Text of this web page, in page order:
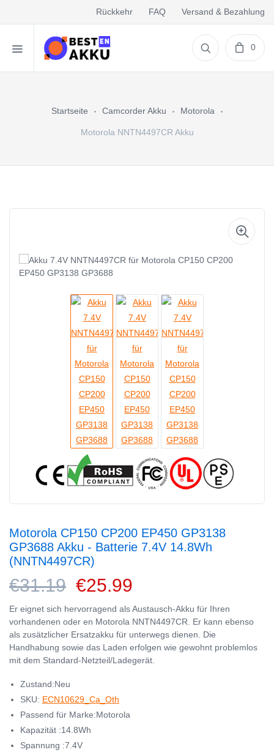
Rückkehr FAQ Versand & Bezahlung
0
Startseite Camcorder Akku Motorola
Motorola NNTN4497CR Akku
Motorola CP150 CP200 EP450 GP3138
GP3688 Akku - Batterie 7.4V 14.8Wh
(NNTN4497CR)
€31.19 €25.99
Er eignet sich hervorragend als Austausch-Akku für Ihren
vorhandenen oder en Motorola NNTN4497CR. Er kann ebenso
als zusätzlicher Ersatzakku für unterwegs dienen. Die
Handhabung sowie das Laden erfolgen wie gewohnt problemlos
mit dem Standard-Netzteil/Ladegerät.
Zustand:Neu
SKU: ECN10629_Ca_Oth
Passend für Marke:Motorola
Kapazität :14.8Wh
Spannung :7.4V